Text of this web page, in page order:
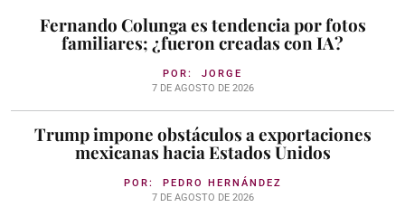
Fernando Colunga es tendencia por fotos
familiares; ¿fueron creadas con IA?
POR: JORGE
7 DE AGOSTO DE 2026
Trump impone obstáculos a exportaciones
mexicanas hacia Estados Unidos
POR: PEDRO HERNÁNDEZ
7 DE AGOSTO DE 2026